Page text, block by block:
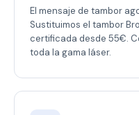
El mensaje de tambor
Sustituimos el tambor
certificada desde 55€.
toda la gama láser.